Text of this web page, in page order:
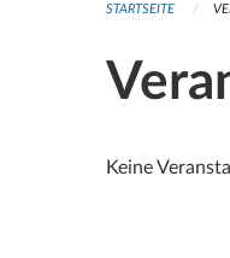
STARTSEITE
Keine